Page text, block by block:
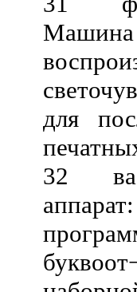
для
32